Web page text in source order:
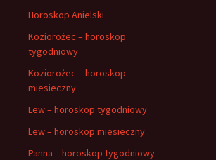
Horoskop Anielski
Koziorożec – horoskop
tygodniowy
Koziorożec – horoskop
miesieczny
Lew – horoskop tygodniowy
Lew – horoskop miesieczny
Panna – horoskop tygodniowy